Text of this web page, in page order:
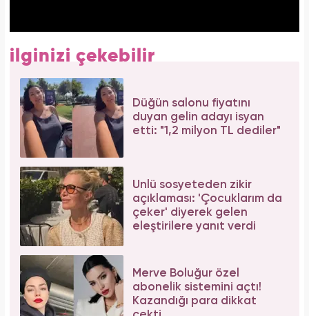
ilginizi çekebilir
Düğün salonu fiyatını
duyan gelin adayı isyan
etti: "1,2 milyon TL dediler"
Ünlü sosyeteden zikir
açıklaması: 'Çocuklarım da
çeker' diyerek gelen
eleştirilere yanıt verdi
Merve Boluğur özel
abonelik sistemini açtı!
Kazandığı para dikkat